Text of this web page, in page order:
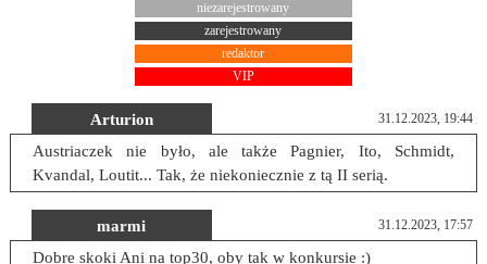
niezarejestrowany
zarejestrowany
redaktor
VIP
Arturion 31.12.2023, 19:44
Austriaczek nie było, ale także Pagnier, Ito, Schmidt,
Kvandal, Loutit... Tak, że niekoniecznie z tą II serią.
marmi 31.12.2023, 17:57
Dobre skoki Ani na top30, oby tak w konkursie :)